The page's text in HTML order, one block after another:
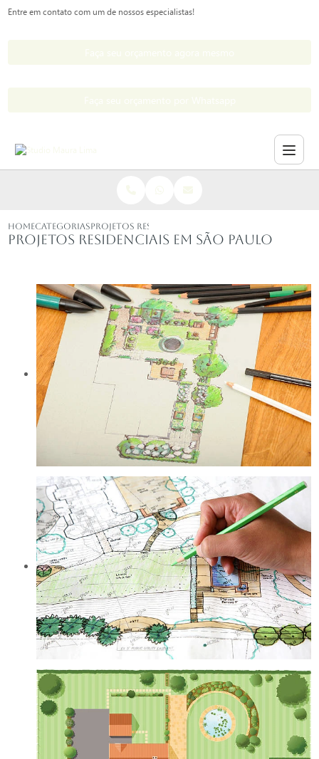
Entre em contato com um de nossos especialistas!
HOMECATEGORIASPROJETOS RESIDENCIAIS SAO PAULO
Projetos residenciais em São Paulo